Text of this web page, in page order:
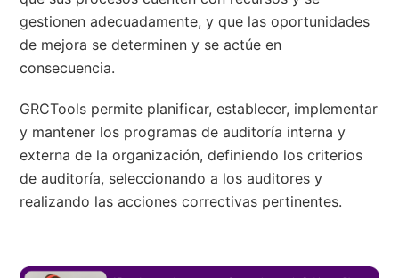
gestionen adecuadamente, y que las oportunidades
de mejora se determinen y se actúe en
consecuencia.
GRCTools permite planificar, establecer, implementar
y mantener los programas de auditoría interna y
externa de la organización, definiendo los criterios
de auditoría, seleccionando a los auditores y
realizando las acciones correctivas pertinentes.